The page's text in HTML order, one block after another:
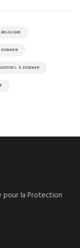
À DONNER
pour la Protection